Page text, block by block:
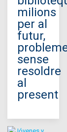
milions
per al
futur,
sense
resoldre
al
present